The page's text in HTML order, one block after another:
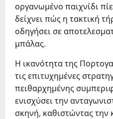
οργανωμένο παιχνίδι
δείχνει πώς η τακτική
οδηγήσει σε
μπάλας.
Η ικανότητα της
τις επιτυχημένες
πειθαρχημένης
ενισχύσει την
σκηνή, καθιστώντας την